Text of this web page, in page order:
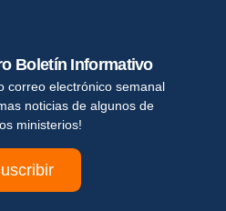
Boletín Informativo
correo electrónico semanal
noticias de algunos de
ministerios!